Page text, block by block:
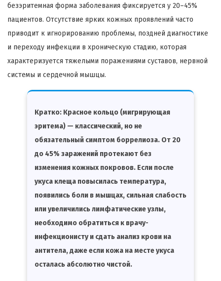
безэритемная форма заболевания фиксируется у 20–45%
пациентов. Отсутствие ярких кожных проявлений часто
приводит к игнорированию проблемы, поздней диагностике
и переходу инфекции в хроническую стадию, которая
характеризуется тяжелыми поражениями суставов, нервной
системы и сердечной мышцы.
Кратко: Красное кольцо (мигрирующая
эритема) — классический, но не
обязательный симптом боррелиоза. От 20
до 45% заражений протекают без
изменения кожных покровов. Если после
укуса клеща повысилась температура,
появились боли в мышцах, сильная слабость
или увеличились лимфатические узлы,
необходимо обратиться к врачу-
инфекционисту и сдать анализ крови на
антитела, даже если кожа на месте укуса
осталась абсолютно чистой.